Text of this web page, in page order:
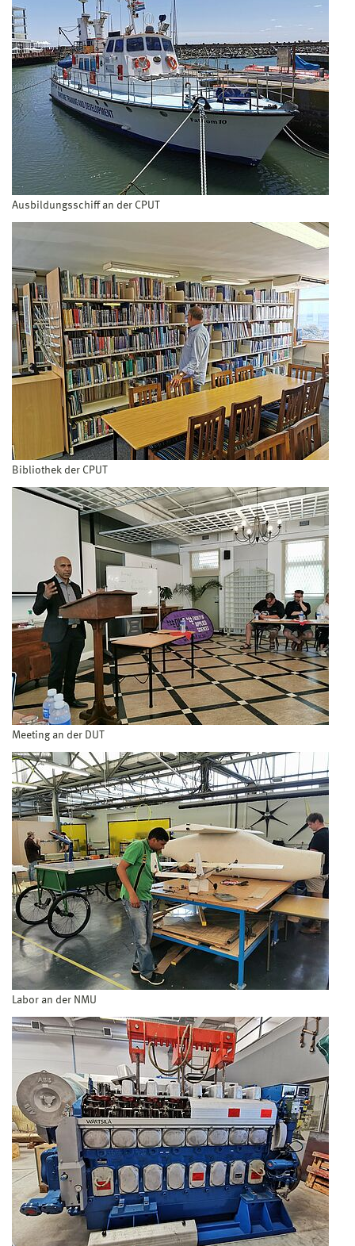
Ausbildungsschiff an der CPUT
Bibliothek der CPUT
Meeting an der DUT
Labor an der NMU